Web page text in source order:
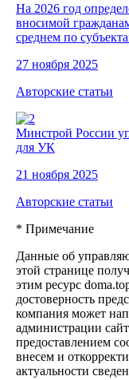
На 2026 год
вносимой
среднем по
27 ноября 2025
Авторские статьи
Минстрой России
для УК
21 ноября 2025
Авторские статьи
* Примечание
Данные об
этой странице
этим ресурс
достоверность
компания может
администрации
предоставлением
внесем и
актуальности